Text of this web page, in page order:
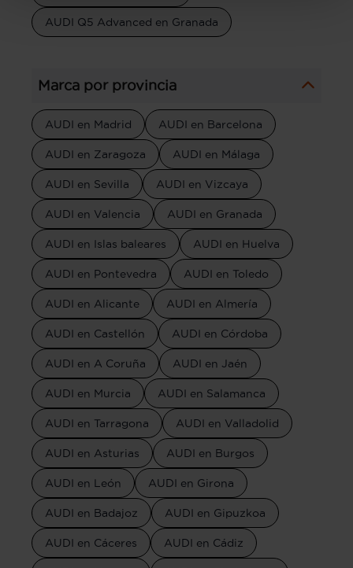
AUDI Q5 Advanced en Granada
Marca por provincia
AUDI en Madrid AUDI en Barcelona
AUDI en Zaragoza AUDI en Málaga
AUDI en Sevilla AUDI en Vizcaya
AUDI en Valencia AUDI en Granada
AUDI en Islas baleares AUDI en Huelva
AUDI en Pontevedra AUDI en Toledo
AUDI en Alicante AUDI en Almería
AUDI en Castellón AUDI en Córdoba
AUDI en A Coruña AUDI en Jaén
AUDI en Murcia AUDI en Salamanca
AUDI en Tarragona AUDI en Valladolid
AUDI en Asturias AUDI en Burgos
AUDI en León AUDI en Girona
AUDI en Badajoz AUDI en Gipuzkoa
AUDI en Cáceres AUDI en Cádiz